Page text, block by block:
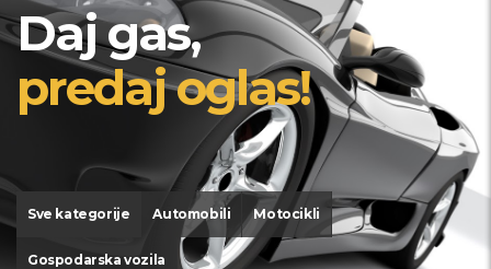
Daj gas,
predaj oglas!
Sve kategorije Automobili Motocikli
Gospodarska vozila